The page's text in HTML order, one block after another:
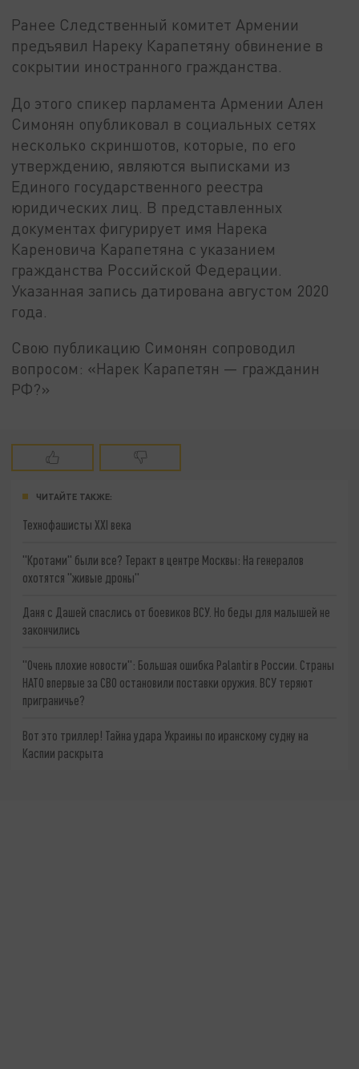
Ранее Следственный комитет Армении
предъявил Нареку Карапетяну обвинение в
сокрытии иностранного гражданства.
До этого спикер парламента Армении Ален
Симонян опубликовал в социальных сетях
несколько скриншотов, которые, по его
утверждению, являются выписками из
Единого государственного реестра
юридических лиц. В представленных
документах фигурирует имя Нарека
Кареновича Карапетяна с указанием
гражданства Российской Федерации.
Указанная запись датирована августом 2020
года.
Свою публикацию Симонян сопроводил
вопросом: «Нарек Карапетян — гражданин
РФ?»
ЧИТАЙТЕ ТАКЖЕ:
Технофашисты XXI века
"Кротами" были все? Теракт в центре Москвы: На генералов
охотятся "живые дроны"
Даня с Дашей спаслись от боевиков ВСУ. Но беды для малышей не
закончились
"Очень плохие новости": Большая ошибка Palantir в России. Страны
НАТО впервые за СВО остановили поставки оружия. ВСУ теряют
приграничье?
Вот это триллер! Тайна удара Украины по иранскому судну на
Каспии раскрыта